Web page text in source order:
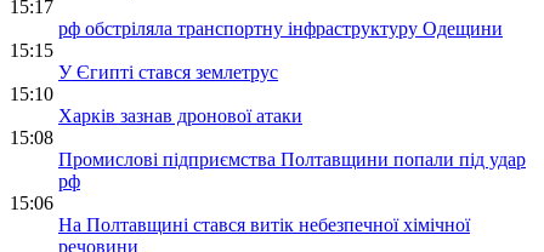
15:17
рф обстріляла транспортну інфраструктуру Одещини
15:15
У Єгипті стався землетрус
15:10
Харків зазнав дронової атаки
15:08
Промислові підприємства Полтавщини попали під удар
рф
15:06
На Полтавщині стався витік небезпечної хімічної
речовини